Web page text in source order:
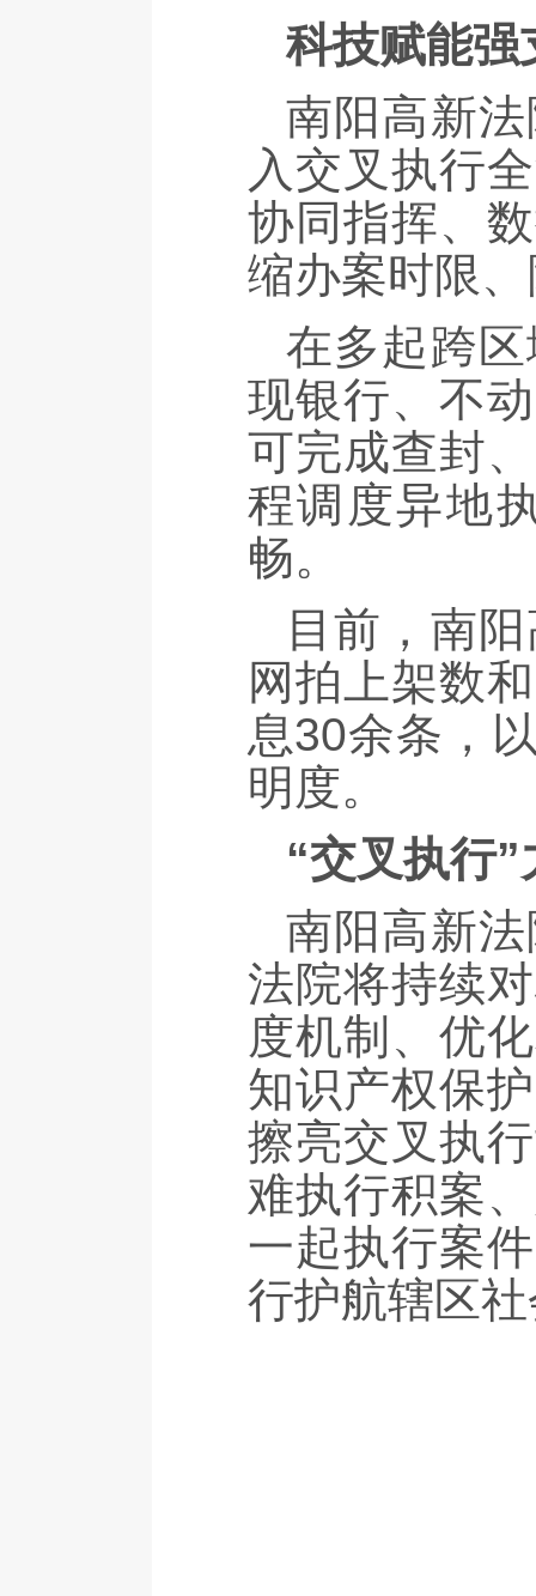
科技赋能
南阳高新
入交叉执行
协同指挥、
缩办案时限
在多起跨
现银行、不
可完成查封
程调度异地
畅。
目前，南
网拍上架数
息30余条，
明度。
“交叉执行
南阳高新
法院将持续
度机制、优
知识产权保
擦亮交叉执
难执行积案
一起执行案
行护航辖区